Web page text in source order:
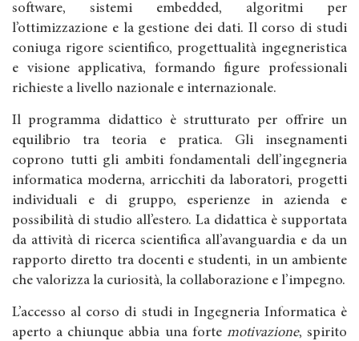
software, sistemi embedded, algoritmi per
l’ottimizzazione e la gestione dei dati. Il corso di studi
coniuga rigore scientifico, progettualità ingegneristica
e visione applicativa, formando figure professionali
richieste a livello nazionale e internazionale.
Il programma didattico è strutturato per offrire un
equilibrio tra teoria e pratica. Gli insegnamenti
coprono tutti gli ambiti fondamentali dell’ingegneria
informatica moderna, arricchiti da laboratori, progetti
individuali e di gruppo, esperienze in azienda e
possibilità di studio all’estero. La didattica è supportata
da attività di ricerca scientifica all’avanguardia e da un
rapporto diretto tra docenti e studenti, in un ambiente
che valorizza la curiosità, la collaborazione e l’impegno.
L’accesso al corso di studi in Ingegneria Informatica è
aperto a chiunque abbia una forte motivazione, spirito